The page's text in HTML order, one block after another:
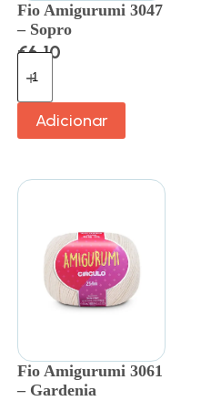
Fio Amigurumi 3047
– Sopro
€6.10
Adicionar
Fio Amigurumi 3061
– Gardenia